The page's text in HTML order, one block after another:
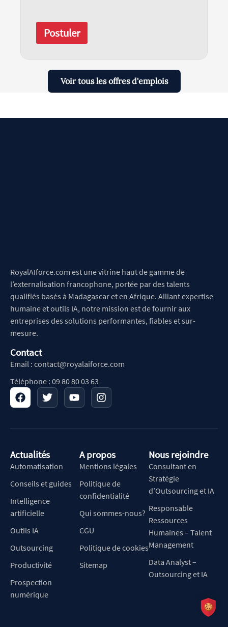
Postuler
Voir tous les offres d'emplois
RoyalAIforce.com est une vitrine haut de gamme de
l’externalisation francophone, portée par des talents
qualifiés basés à Madagascar et en Afrique. Alliant expertise
humaine et outils IA, notre mission est de fournir aux
entreprises des solutions performantes, fiables et sur-
mesure.
Contact
Email : contact@royalaiforce.com
Téléphone : 09 80 80 03 63
Actualités
Automatisation
Conseils et guides
Intelligence
artificielle
Outils IA
Outsourcing
Productivité
Prospection
numérique
A propos
Mentions légales
Politique de
confidentialité
Qui sommes-nous?
CGU
Politique de cookies
Sitemap
Nous rejoindre
Consultant en
Stratégie
d’Outsourcing et IA
Responsable
Ressources
Humaines – Talent
Management
Data Analyst –
Outsourcing et IA